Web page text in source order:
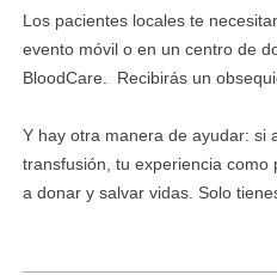
Los pacientes locales te
evento móvil o en un centro de
BloodCare. Recibirás un
Y hay otra manera de ayudar: si
transfusión, tu experiencia
a donar y salvar vidas. Solo